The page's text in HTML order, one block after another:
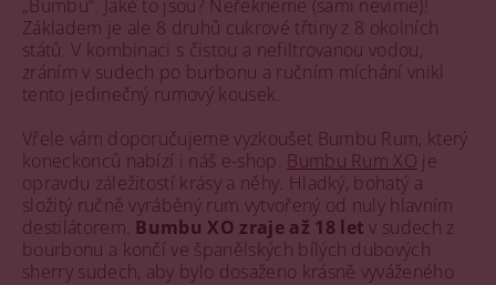
„Bumbu“. Jaké to jsou? Neřekneme (sami nevíme)!
Základem je ale 8 druhů cukrové třtiny z 8 okolních
států. V kombinaci s čistou a nefiltrovanou vodou,
zráním v sudech po burbonu a ručním míchání vnikl
tento jedinečný rumový kousek.
Vřele vám doporučujeme vyzkoušet Bumbu Rum, který
koneckonců nabízí i náš e-shop. Bumbu Rum XO je
opravdu záležitostí krásy a něhy. Hladký, bohatý a
složitý ručně vyráběný rum vytvořený od nuly hlavním
destilátorem. Bumbu XO zraje až 18 let v sudech z
bourbonu a končí ve španělských bílých dubových
sherry sudech, aby bylo dosaženo krásně vyváženého